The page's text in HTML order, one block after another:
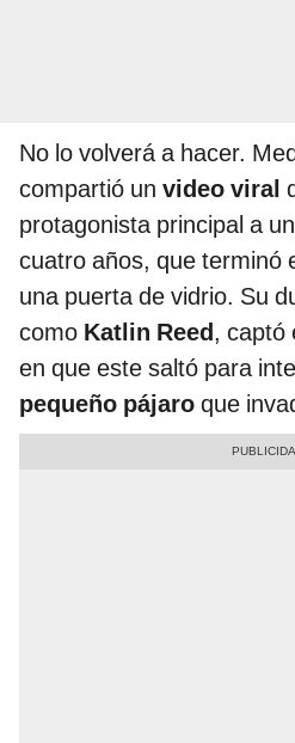
No lo volverá a hacer.
compartió un video viral
protagonista principal a
cuatro años, que terminó
una puerta de vidrio. Su
como Katlin Reed, captó
en que este saltó para
pequeño pájaro que